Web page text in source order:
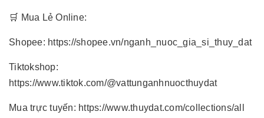
🛒 Mua Lẻ Online:
Shopee: https://shopee.vn/nganh_nuoc_gia_si_thuy_dat
Tiktokshop:
https://www.tiktok.com/@vattunganhnuocthuydat
Mua trực tuyến: https://www.thuydat.com/collections/all